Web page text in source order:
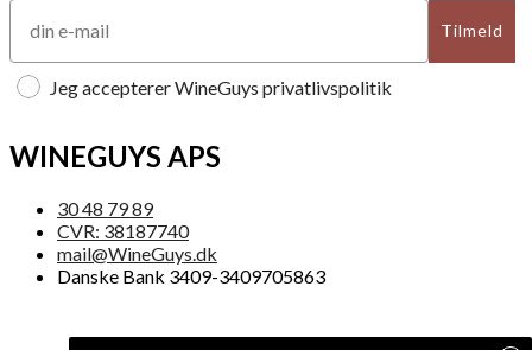
Tilmeld
Jeg accepterer WineGuys privatlivspolitik
WINEGUYS APS
30 48 79 89
CVR: 38187740
mail@WineGuys.dk
Danske Bank 3409-3409705863